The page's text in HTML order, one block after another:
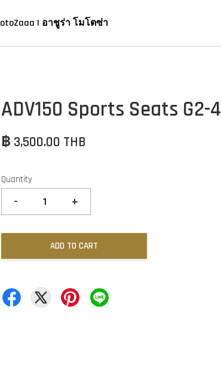
| อาชูร่า โมโตซ่า
ADV150 Sports Seats G2-4
฿ 3,500.00 THB
Quantity
- +
ADD TO CART